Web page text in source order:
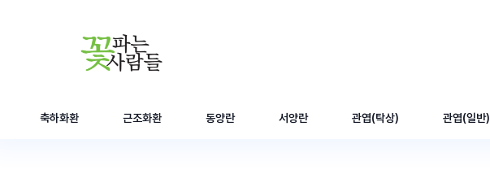
축하화환 근조화환 동양란 서양란 관엽(탁상) 관엽(일반)